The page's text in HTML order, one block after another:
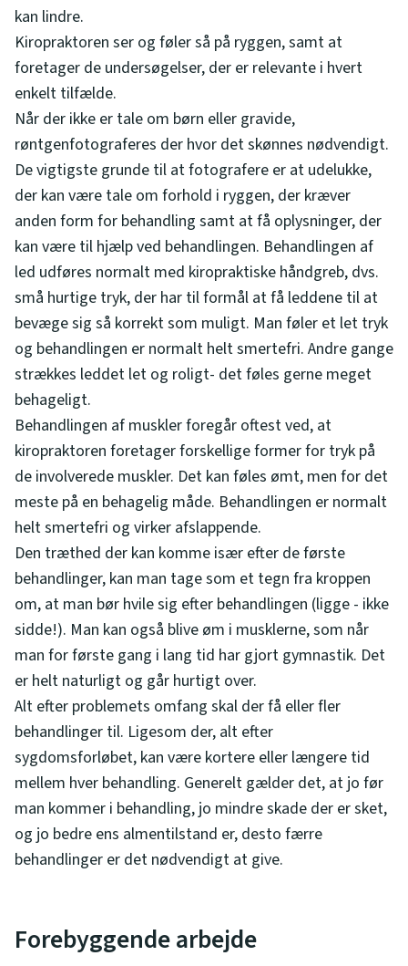
kan lindre.
Kiropraktoren ser og føler så på ryggen, samt at
foretager de undersøgelser, der er relevante i hvert
enkelt tilfælde.
Når der ikke er tale om børn eller gravide,
røntgenfotograferes der hvor det skønnes nødvendigt.
De vigtigste grunde til at fotografere er at udelukke,
der kan være tale om forhold i ryggen, der kræver
anden form for behandling samt at få oplysninger, der
kan være til hjælp ved behandlingen. Behandlingen af
led udføres normalt med kiropraktiske håndgreb, dvs.
små hurtige tryk, der har til formål at få leddene til at
bevæge sig så korrekt som muligt. Man føler et let tryk
og behandlingen er normalt helt smertefri. Andre gange
strækkes leddet let og roligt- det føles gerne meget
behageligt.
Behandlingen af muskler foregår oftest ved, at
kiropraktoren foretager forskellige former for tryk på
de involverede muskler. Det kan føles ømt, men for det
meste på en behagelig måde. Behandlingen er normalt
helt smertefri og virker afslappende.
Den træthed der kan komme især efter de første
behandlinger, kan man tage som et tegn fra kroppen
om, at man bør hvile sig efter behandlingen (ligge - ikke
sidde!). Man kan også blive øm i musklerne, som når
man for første gang i lang tid har gjort gymnastik. Det
er helt naturligt og går hurtigt over.
Alt efter problemets omfang skal der få eller fler
behandlinger til. Ligesom der, alt efter
sygdomsforløbet, kan være kortere eller længere tid
mellem hver behandling. Generelt gælder det, at jo før
man kommer i behandling, jo mindre skade der er sket,
og jo bedre ens almentilstand er, desto færre
behandlinger er det nødvendigt at give.
Forebyggende arbejde